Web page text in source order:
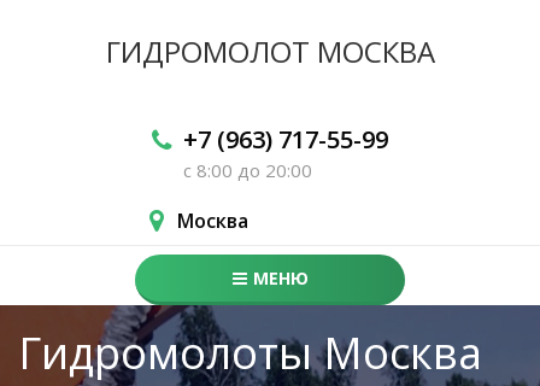
ГИДРОМОЛОТ МОСКВА
+7 (963) 717-55-99
с 8:00 до 20:00
Москва
МЕНЮ
Гидромолоты Москва